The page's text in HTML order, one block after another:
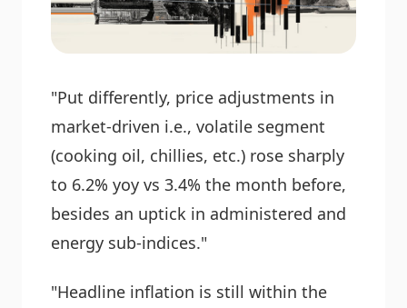
"Put differently, price adjustments in
market-driven i.e., volatile segment
(cooking oil, chillies, etc.) rose sharply
to 6.2% yoy vs 3.4% the month before,
besides an uptick in administered and
energy sub-indices."
"Headline inflation is still within the